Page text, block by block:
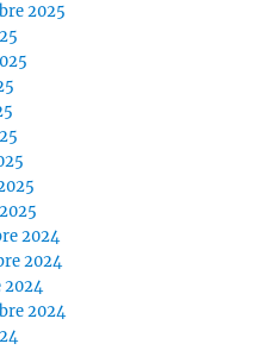
2025
2024
2024
2024
2024